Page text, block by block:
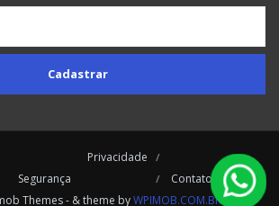
Cadastrar
Themes - & theme byWPIMOB.COM.BR
Privacidade
Contatos